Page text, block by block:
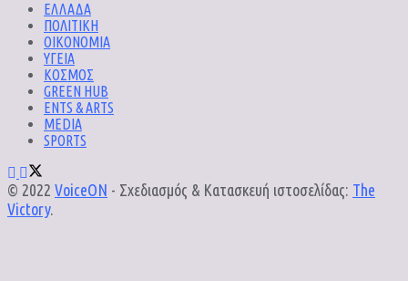
ΕΛΛΑΔΑ
ΠΟΛΙΤΙΚΗ
ΟΙΚΟΝΟΜΙΑ
ΥΓΕΙΑ
ΚΟΣΜΟΣ
GREEN HUB
ENTS & ARTS
MEDIA
SPORTS
© 2022 VoiceON - Σχεδιασμός & Κατασκευή ιστοσελίδας: The
Victory.